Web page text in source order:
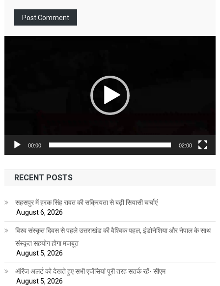
00:00 02:00
RECENT POSTS
सहसपुर में हरक सिंह रावत की सक्रियता से बढ़ी सियासी चर्चाएं
August 6, 2026
विश्व संस्कृत दिवस से पहले उत्तराखंड की वैश्विक पहल, इंडोनेशिया और नेपाल के साथ
संस्कृत सहयोग होगा मजबूत
August 5, 2026
ऑरेंज अलर्ट को देखते हुए सभी एजेंसियां पूरी तरह सतर्क रहें- सीएम
August 5, 2026